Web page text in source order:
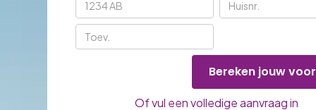
Bereken jouw
Of vul een volledige aanvraag in